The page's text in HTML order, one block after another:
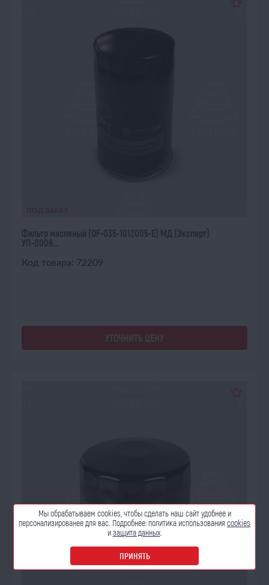
Фильтр масляный (OF-035-1012005-E) МД (Эксперт)
УП-0006...
Код товара: 72209
УТОЧНИТЬ ЦЕНУ
Мы обрабатываем cookies, чтобы сделать наш сайтудобнее и
персонализированее для вас. Подробнее: политика использования cookies
изащита данных.
ПРИНЯТЬ